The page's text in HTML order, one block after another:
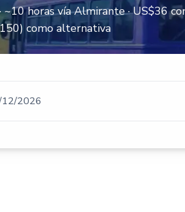
horas vía Almirante · US$36
como alternativa
2026